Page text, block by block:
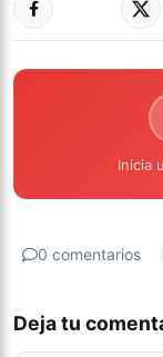
Inicia
0 comentarios
Deja tu